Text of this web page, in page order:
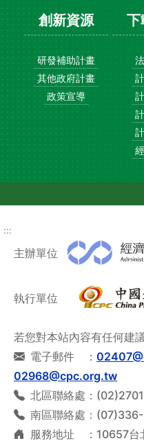
創新資源
研發補助計畫
其他政府計畫
政策宣導
下
通過AA檢測等級無障礙網
:::
主辦單位
執行單位
若您對本站內容有任何建
電子郵件 ：
02968@cpc.org.tw
北區聯絡處：
南區聯絡處：
服務地址 ：10657台